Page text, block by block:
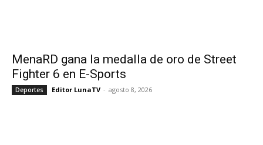
MenaRD gana la medalla de oro de Street
Fighter 6 en E-Sports
Deportes Editor LunaTV - agosto 8, 2026